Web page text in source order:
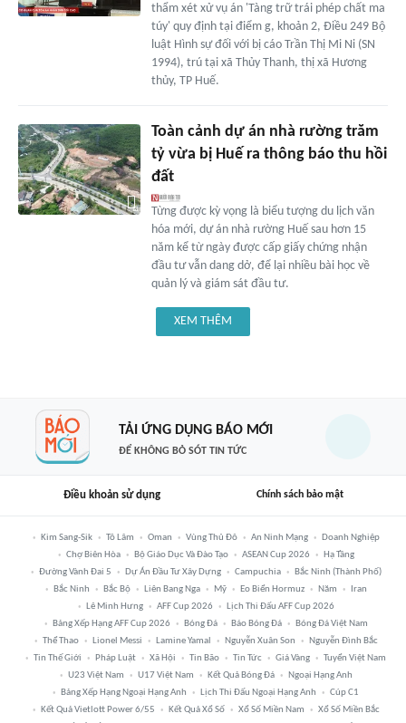
thẩm xét xử vụ án 'Tàng trữ trái phép chất ma
túy' quy định tại điểm g, khoản 2, Điều 249 Bộ
luật Hình sự đối với bị cáo Trần Thị Mi Ni (SN
1994), trú tại xã Thủy Thanh, thị xã Hương
thủy, TP Huế.
Toàn cảnh dự án nhà rường trăm
tỷ vừa bị Huế ra thông báo thu hồi
đất
Từng được kỳ vọng là biểu tượng du lịch văn
hóa mới, dự án nhà rường Huế sau hơn 15
năm kể từ ngày được cấp giấy chứng nhận
đầu tư vẫn dang dở, để lại nhiều bài học về
quản lý và giám sát đầu tư.
XEM THÊM
TẢI ỨNG DỤNG BÁO MỚI
ĐỂ KHÔNG BỎ SÓT TIN TỨC
Điều khoản sử dụng Chính sách bảo mật
Kim Sang-Sik Tô Lâm Oman Vùng Thủ Đô An Ninh Mạng
Doanh Nghiệp
Chợ Biên Hòa
Bộ Giáo Dục Và Đào Tạo ASEAN Cup 2026
Hạ Tầng
Đường Vành Đai 5
Dự Án Đầu Tư Xây Dựng Campuchia
Bắc Ninh (thành Phố)
Bắc Ninh
Bắc Bộ Liên Bang Nga Mỹ Eo Biển Hormuz Năm
Iran
Lê Minh Hưng
AFF Cup 2026
Lịch Thi Đấu AFF Cup 2026
Bảng Xếp Hạng AFF Cup 2026
Bóng Đá Báo Bóng Đá
Bóng Đá Việt Nam
Thể Thao
Lionel Messi Lamine Yamal Nguyễn Xuân Son
Nguyễn Đình Bắc
Tin Thế Giới
Pháp Luật Xã Hội Tin Bão Tin Tức Giá Vàng
Tuyển Việt Nam
U23 Việt Nam
U17 Việt Nam Kết Quả Bóng Đá
Ngoại Hạng Anh
Bảng Xếp Hạng Ngoại Hạng Anh
Lịch Thi Đấu Ngoại Hạng Anh
Cúp C1
Kết Quả Vietlott Power 6/55
Kết Quả Xổ Số Xổ Số Miền Nam
Xổ Số Miền Bắc